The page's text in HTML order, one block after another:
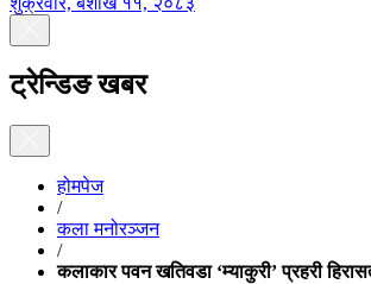
ट्रेन्डिङ खबर
होमपेज
/
कला मनोरञ्जन
/
कलाकार पवन खतिवडा ‘म्याकुरी’ प्रहरी